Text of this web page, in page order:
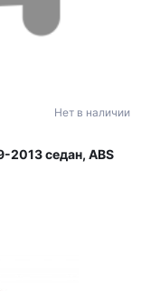
Нет в наличии
2013 седан, ABS